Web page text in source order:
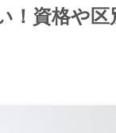
！資格や